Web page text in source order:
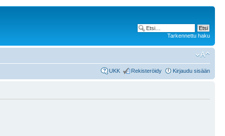
Tarkennettu haku
UKK Rekisteröidy Kirjaudu sisään